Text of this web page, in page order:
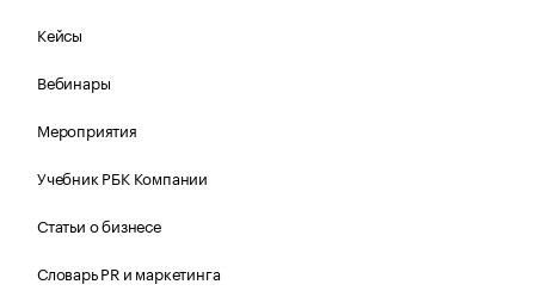
Кейсы
Вебинары
Мероприятия
Учебник РБК Компании
Статьи о бизнесе
Словарь PR и маркетинга